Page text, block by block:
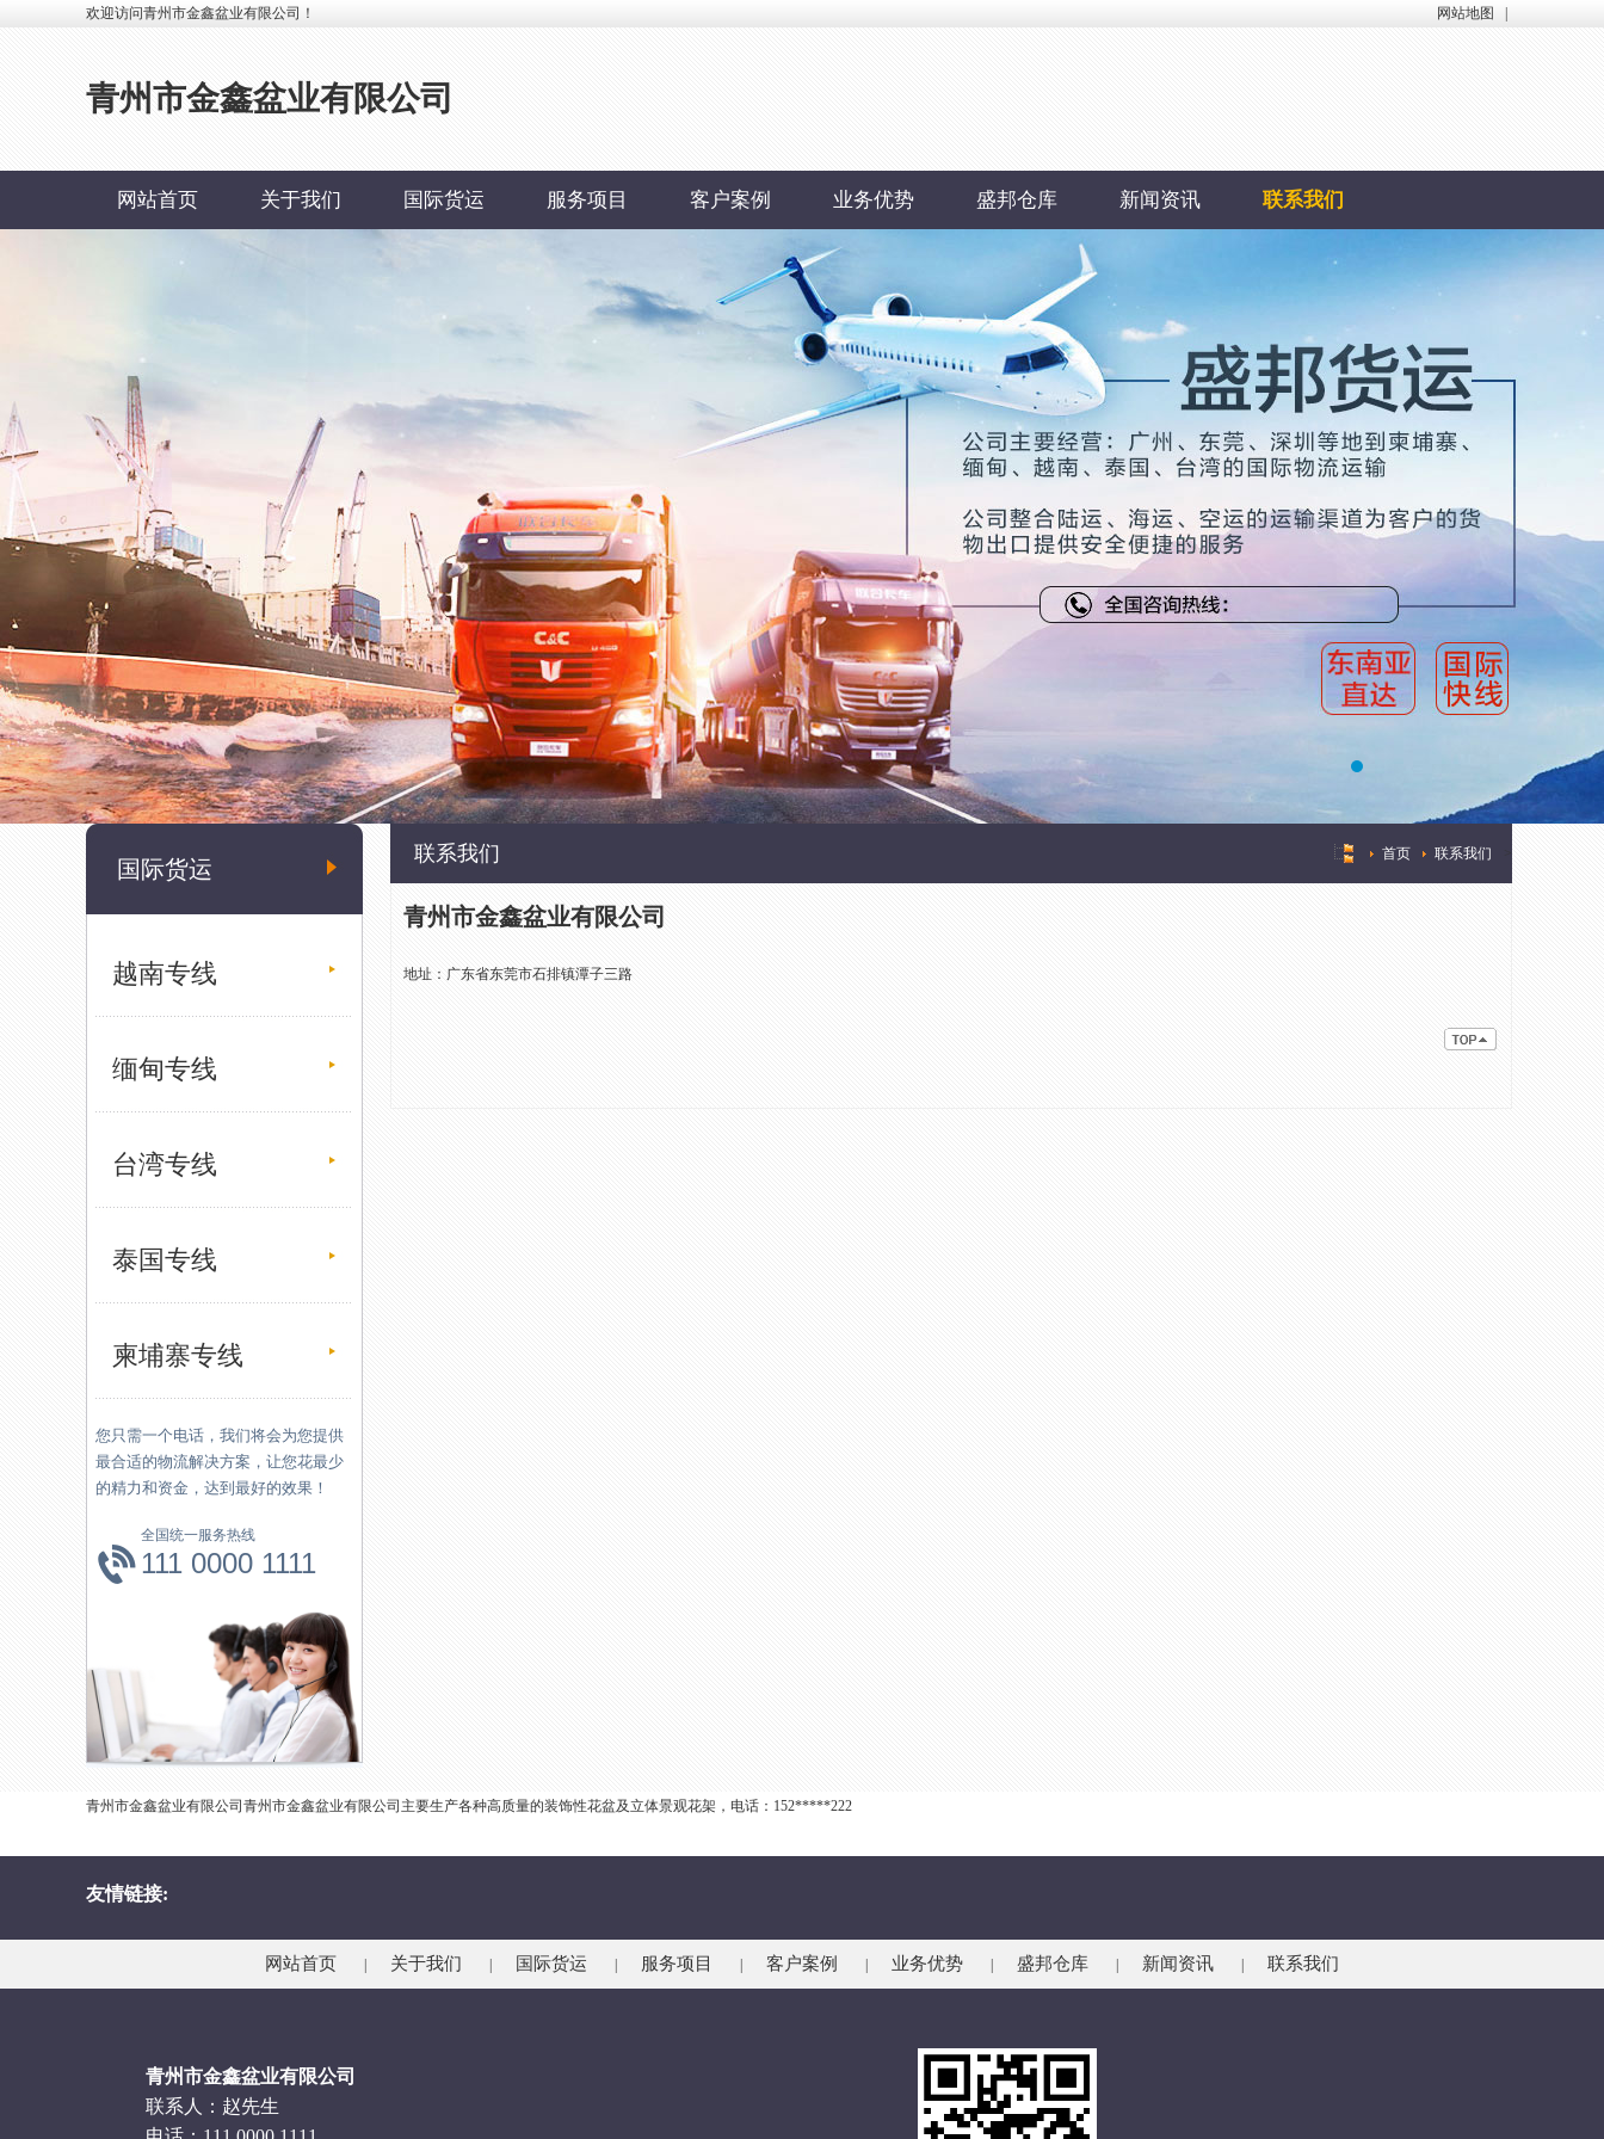
欢迎访问青州市金鑫盆业有限公司！ 网站地图
青州市金鑫盆业有限公司
网站首页 关于我们 国际货运 服务项目 客户案例 业务优势 盛邦仓库 新闻资讯 联系我们
国际货运
越南专线
缅甸专线
台湾专线
泰国专线
柬埔寨专线
您只需一个电话，我们将会为您提供
最合适的物流解决方案，让您花最少
的精力和资金，达到最好的效果！
全国统一服务热线
111 0000 1111
联系我们 首页 联系我们
青州市金鑫盆业有限公司
地址：广东省东莞市石排镇潭子三路
青州市金鑫盆业有限公司青州市金鑫盆业有限公司主要生产各种高质量的装饰性花盆及立体景观花架，电话：152*****222
友情链接:
网站首页 关于我们 国际货运 服务项目 客户案例 业务优势 盛邦仓库 新闻资讯 联系我们
青州市金鑫盆业有限公司
联系人：赵先生